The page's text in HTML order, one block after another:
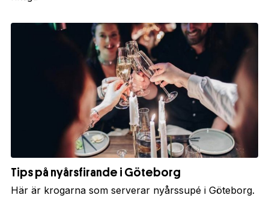
Tips på nyårsfirande i Göteborg
Här är krogarna som serverar nyårssupé i Göteborg.